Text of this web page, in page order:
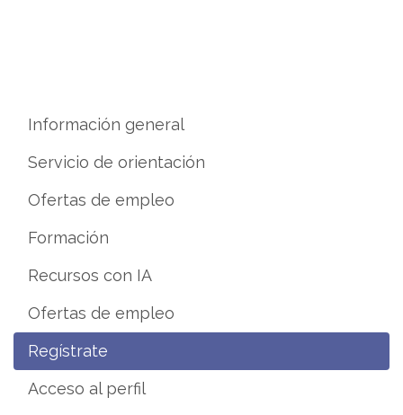
Información general
Servicio de orientación
Ofertas de empleo
Formación
Recursos con IA
Ofertas de empleo
Regístrate
Acceso al perfil